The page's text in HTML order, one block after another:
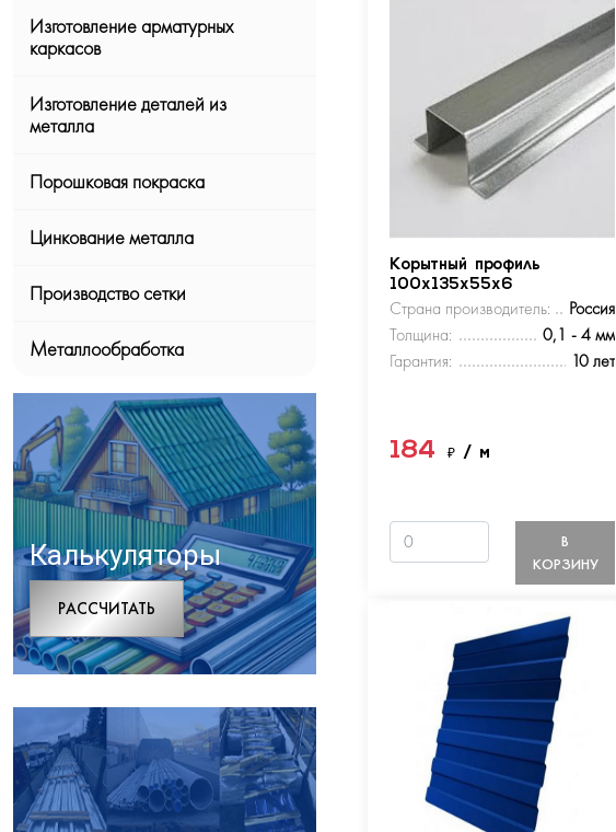
Изготовление арматурных
каркасов
Изготовление деталей из
металла
Порошковая покраска
Цинкование металла
Производство сетки
Металлообработка
Калькуляторы
РАCСЧИТАТЬ
Корытный профиль
100х135х55х6
Страна производитель:
Россия
Толщина:
0,1 - 4 мм
Гарантия:
10 лет
184₽/ м
В
КОРЗИНУ